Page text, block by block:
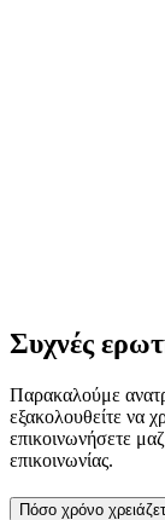
Συχνές
Παρακαλούμε
εξακολουθείτε να
επικοινωνήσετε
επικοινωνίας.
Πόσο χρόνο